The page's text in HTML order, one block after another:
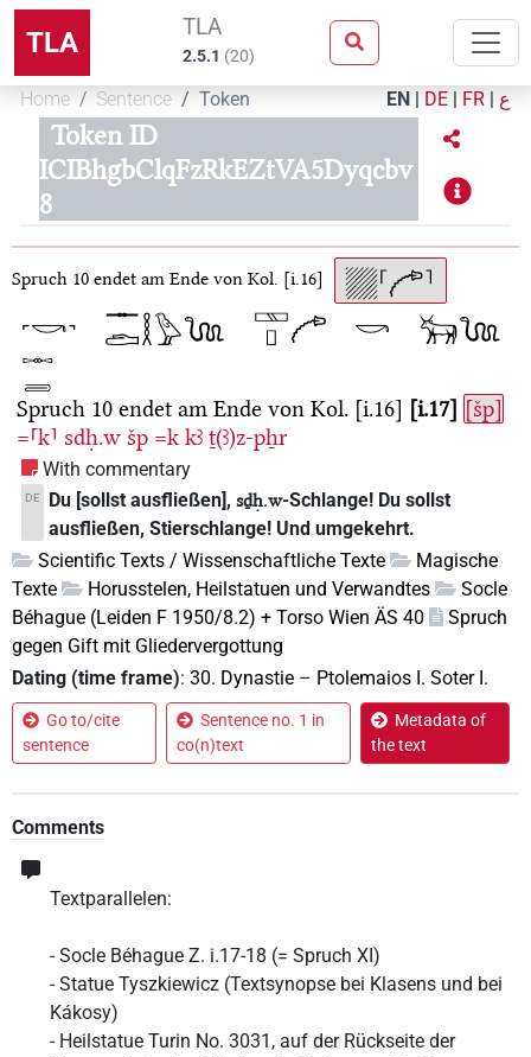
TLA TLA
2.5.1 (20)
Home Sentence Token EN | DE | FR | ع
Token ID
ICIBhgbClqFzRkEZtVA5Dyqcbv
8
Spruch 10 endet am Ende von Kol. [i.16]
Spruch 10 endet am Ende von Kol. [i.16] i.17
[šp]
=⸢k⸣ sdḥ.w šp =k kꜣ ṯ(ꜣ)z-pẖr
With commentary
DE Du [sollst ausfließen],sḏḥ.w-Schlange! Du sollst
ausfließen, Stierschlange! Und umgekehrt.
Scientific Texts / Wissenschaftliche Texte
Magische
Texte
Horusstelen, Heilstatuen und Verwandtes
Socle
Béhague (Leiden F 1950/8.2) + Torso Wien ÄS 40
Spruch
gegen Gift mit Gliedervergottung
Dating (time frame): 30. Dynastie – Ptolemaios I. Soter I.
Go to/cite
sentence
Sentence no. 1 in
co(n)text
Metadata of
the text
Comments
Textparallelen:
- Socle Béhague Z. i.17-18 (= Spruch XI)
- Statue Tyszkiewicz (Textsynopse bei Klasens und bei
Kákosy)
- Heilstatue Turin No. 3031, auf der Rückseite der